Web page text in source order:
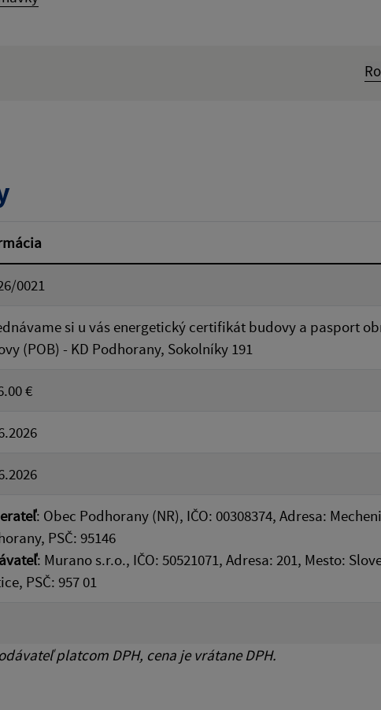
0021
si u vás energetický certifikát budovy a pasport
(POB) - KD Podhorany, Sokolníky 191
€
: Obec Podhorany (NR), IČO: 00308374, Adresa:
PSČ: 95146
: Murano s.r.o., IČO: 50521071, Adresa: 201, Mesto:
PSČ: 957 01
platcom DPH, cena je vrátane DPH.